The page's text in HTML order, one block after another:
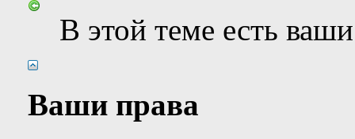
В этой теме есть
Ваши права